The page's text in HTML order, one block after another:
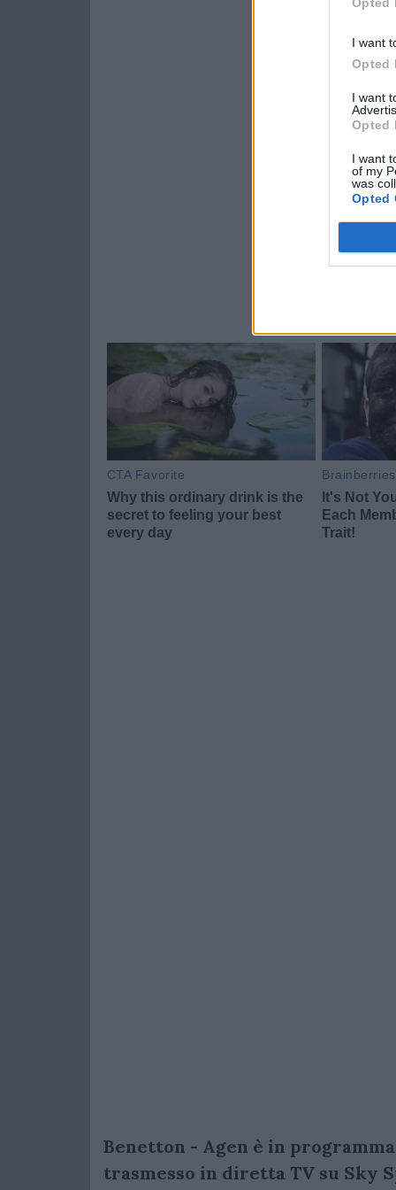
I want
Opted
I want
Opted
I want
of my
was
Opted
Benetton - Agen è in
trasmesso in diretta TV su Sky